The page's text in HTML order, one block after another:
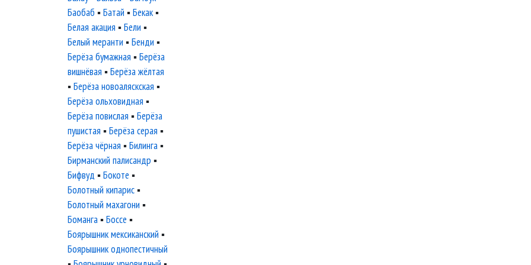
Баобаб ▪Батай ▪Бекак ▪
Белая акация ▪Бели ▪
Белый меранти ▪Бенди ▪
Берёза бумажная ▪Берёза
вишнёвая ▪Берёза жёлтая
▪Берёза новоаляскская ▪
Берёза ольховидная ▪
Берёза повислая ▪Берёза
пушистая ▪Берёза серая ▪
Берёза чёрная ▪Билинга ▪
Бирманский палисандр ▪
Бифвуд ▪Бокоте ▪
Болотный кипарис ▪
Болотный махагони ▪
Боманга ▪Боссе ▪
Боярышник мексиканский ▪
Боярышник однопестичный